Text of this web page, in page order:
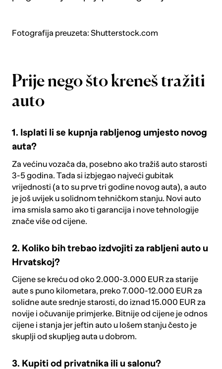
Fotografija preuzeta: Shutterstock.com
Prije nego što kreneš tražiti
auto
1. Isplati li se kupnja rabljenog umjesto novog
auta?
Za većinu vozača da, posebno ako tražiš auto starosti
3-5 godina. Tada si izbjegao najveći gubitak
vrijednosti (a to su prve tri godine novog auta), a auto
je još uvijek u solidnom tehničkom stanju. Novi auto
ima smisla samo ako ti garancija i nove tehnologije
znače više od cijene.
2. Koliko bih trebao izdvojiti za rabljeni auto u
Hrvatskoj?
Cijene se kreću od oko 2.000-3.000 EUR za starije
aute s puno kilometara, preko 7.000-12.000 EUR za
solidne aute srednje starosti, do iznad 15.000 EUR za
novije i očuvanije primjerke. Bitnije od cijene je odnos
cijene i stanja jer jeftin auto u lošem stanju često je
skuplji od skupljeg auta u dobrom.
3. Kupiti od privatnika ili u salonu?